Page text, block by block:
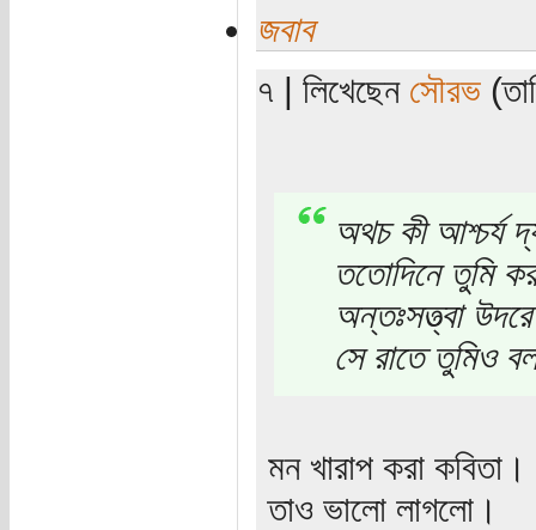
জবাব
৭ | লিখেছেন সৌরভ
অথচ কী আশ্চর্য
ততোদিনে তুমি
অন্তঃসত্ত্বা
সে রাতে তুমিও
মন খারাপ করা কবিতা।
তাও ভালো লাগলো।